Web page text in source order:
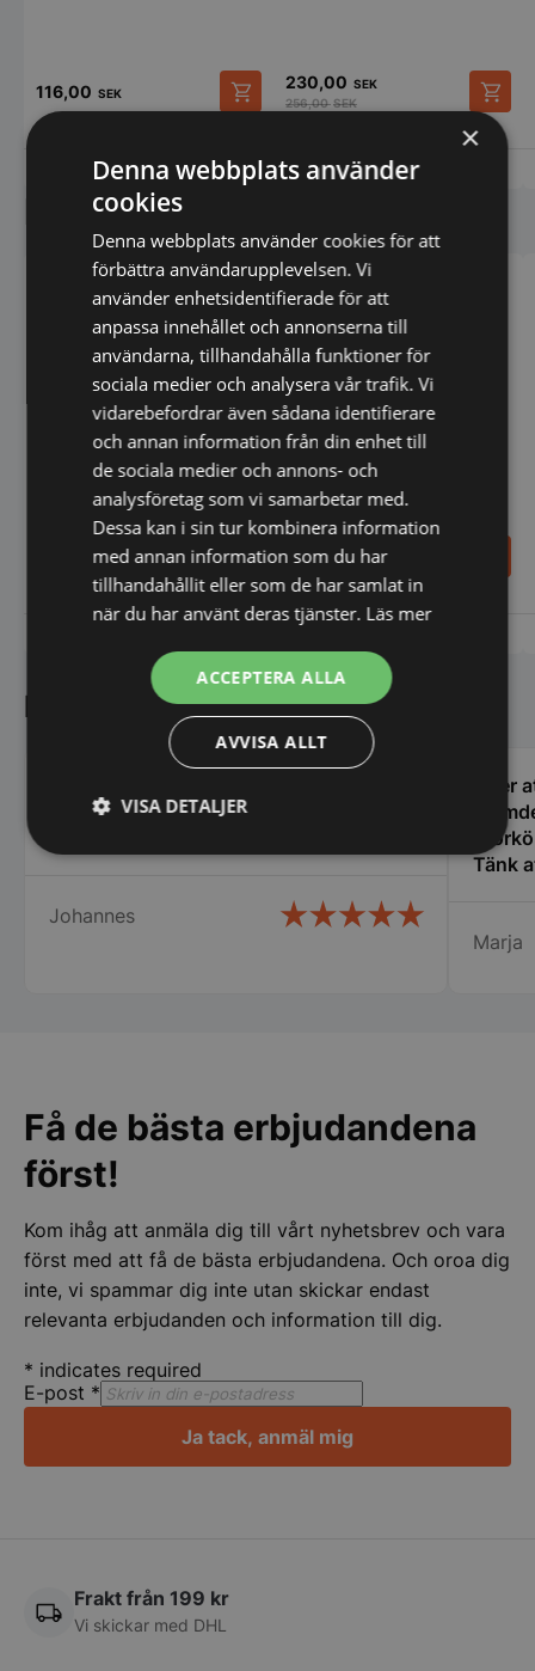
116,00 SEK
Vi prisjämför
230,00 SEK
256,00SEK
Vi prisjämför
Liknande produkter
Hålskiva till köttkvarn,
HENDI, Ø8 mm, Ø82 mm,
SEK
Hålskiva till köttkvarn,
Rund
210,40
SEK
263,00 SEK
Kundnöjdhet
fick på Storköksbutiken!
Johannes
Efter
Tänk
Marja
Få de bästa erbjudandena
först!
Kom ihåg att anmäla dig till vårt nyhetsbrev och vara
först med att få de bästa erbjudandena. Och oroa dig
inte, vi spammar dig inte utan skickar endast
relevanta erbjudanden och information till dig.
* indicates required
E-post *
Ja tack, anmäl mig
Frakt från 199 kr
Vi skickar med DHL
×
Denna webbplats använder
cookies
Denna webbplats använder cookies för att
förbättra användarupplevelsen. Vi
använder enhetsidentifierade för att
anpassa innehållet och annonserna till
användarna, tillhandahålla funktioner för
sociala medier och analysera vår trafik. Vi
vidarebefordrar även sådana identifierare
och annan information från din enhet till
de sociala medier och annons- och
analysföretag som vi samarbetar med.
Dessa kan i sin tur kombinera information
med annan information som du har
tillhandahållit eller som de har samlat in
när du har använt deras tjänster. Läs mer
ACCEPTERA ALLA
AVVISA ALLT
VISA DETALJER
Strikt
Prestanda Inriktning
Strikt nödvändigt Prestanda
Inriktning
kärnwebbplatsfunktioner som användarinloggning
och kontohantering. Webbplatsen kan inte
användas ordentligt utan strikt nödvändiga cookies.